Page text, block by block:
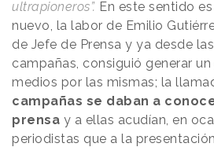
ultrapioneros”. En este sentido
nuevo, la labor de Emilio
de Jefe de Prensa y ya desde
campañas, consiguió generar
medios por las mismas; la
campañas se daban a
prensa y a ellas acudían, en
periodistas que a la